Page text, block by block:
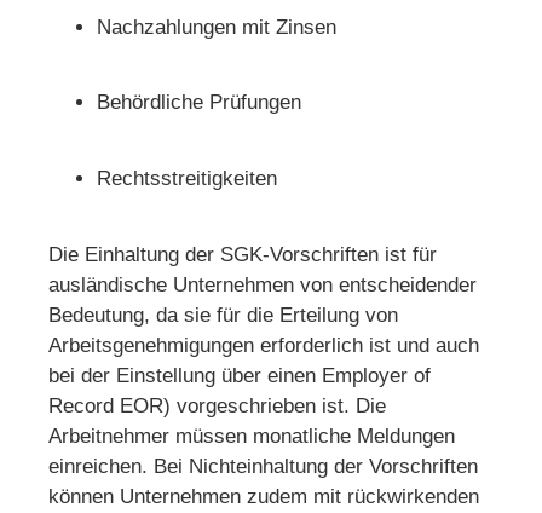
Nachzahlungen mit Zinsen
Behördliche Prüfungen
Rechtsstreitigkeiten
Die Einhaltung der SGK-Vorschriften ist für
ausländische Unternehmen von entscheidender
Bedeutung, da sie für die Erteilung von
Arbeitsgenehmigungen erforderlich ist und auch
bei der Einstellung über einen Employer of
Record EOR) vorgeschrieben ist. Die
Arbeitnehmer müssen monatliche Meldungen
einreichen. Bei Nichteinhaltung der Vorschriften
können Unternehmen zudem mit rückwirkenden